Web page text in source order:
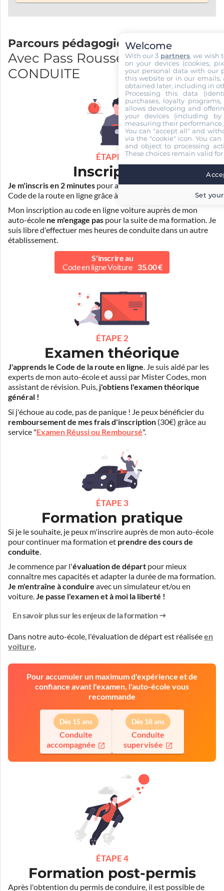
Parcours pédagogique
Avec Pass Rousseau et AFC
CONDUITE
ÉTAPE 1
Inscription
Je m'inscris en 2 minutes pour accéder à ma formation au
Code de la route en ligne grâce à
Pass Rousseau Voiture.
Mon inscription au code en ligne voiture auprès de mon
auto-école ne m'engage pas pour la suite de ma formation. Je
suis libre d'effectuer mes heures de conduite dans un autre
établissement.
S'inscrire au
Code en ligne Voiture
35.00 €
ÉTAPE 2
Examen théorique
J'apprends le Code de la route en ligne. Je suis aidé par les
experts de mon auto-école et aussi par Mister Codes, mon
assistant de révision. Puis, j'obtiens l'examen théorique
général !
Si j'échoue au code, pas de panique ! Je peux bénéficier du
remboursement de mes frais d'inscription (30€) grâce au
service "Examen Réussi ou Remboursé".
ÉTAPE 3
Formation pratique
Si je le souhaite, je peux m'inscrire auprès de mon auto-école
pour continuer ma formation et prendre des cours de
conduite.
Je commence par l'évaluation de départ pour mieux
connaître mes capacités et adapter la durée de ma formation.
Je m'entraîne à conduire avec un simulateur et/ou en
voiture.Je passe l'examen et à moi la liberté !
En savoir plus sur les enjeux de la formation
Dans notre auto-école, l'évaluation de départ est réaliséeen
voiture.
Pour accumuler un maximum d'expérience et de
confiance avant l'examen, l'auto-école vous
recommande
Dès 15 ans
Conduite
accompagnée
Dès 18 ans
Conduite
supervisée
ÉTAPE 4
Formation post-permis
Après l'obtention du permis de conduire, il est possible de
Welcome
With our 3 partners, we wish
on your devices (cookies,
your personal data with our
this website or in our emails,
obtained later, including in
Processing this data
purchases, loyalty
allows developing and
your devices (including
measuring their
You can "accept all" and
via the "cookie" icon. You
and object to processing
These choices remain valid
Set